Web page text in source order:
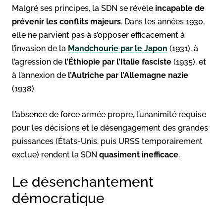
Malgré ses principes, la SDN se révèle incapable de
prévenir les conflits majeurs. Dans les années 1930,
elle ne parvient pas à s’opposer efficacement à
l’invasion de la Mandchourie par le Japon (1931), à
l’agression de l’Éthiopie par l’Italie fasciste (1935), et
à l’annexion de l’Autriche par l’Allemagne nazie
(1938).
L’absence de force armée propre, l’unanimité requise
pour les décisions et le désengagement des grandes
puissances (États-Unis, puis URSS temporairement
exclue) rendent la SDN quasiment inefficace.
Le désenchantement
démocratique